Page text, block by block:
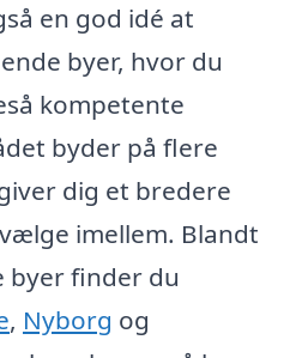
en god idé at
byer, hvor du
kompetente
byder på flere
dig et bredere
imellem. Blandt
byer finder du
, Nyborg og